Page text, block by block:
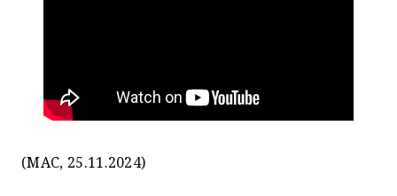
(MAC, 25.11.2024)